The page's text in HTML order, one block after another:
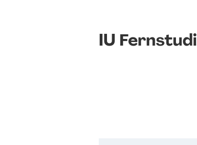
IU